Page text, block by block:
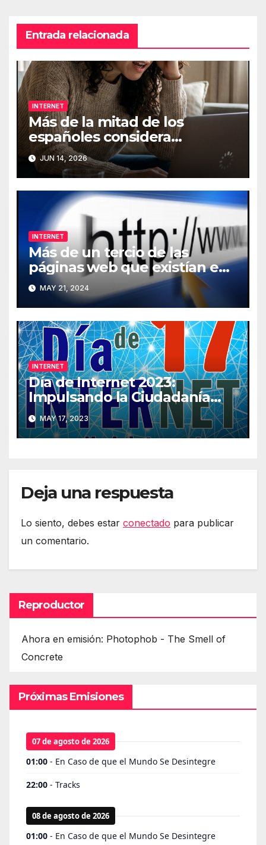
Entrada relacionada
INTERNET
Más de la mitad de los
españoles considera
fundamental la conexión a
Internet
JUN 14, 2026
INTERNET
Más de un tercio de las
páginas web que existían en
2013 han desaparecido de
Internet
MAY 21, 2024
INTERNET
Día de Internet 2023:
Impulsando la Ciudadanía
Digital
MAY 17, 2023
Deja una respuesta
Lo siento, debes estar conectado para publicar
un comentario.
Reproductor
Ahora en emisión: Photophob - The Smell of
Concrete
Próximas Emisiones